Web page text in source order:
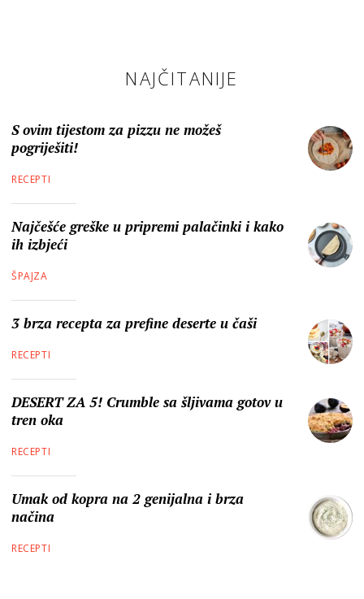
NAJČITANIJE
S ovim tijestom za pizzu ne možeš
pogriješiti!
RECEPTI
Najčešće greške u pripremi palačinki i kako
ih izbjeći
ŠPAJZA
3 brza recepta za prefine deserte u čaši
RECEPTI
DESERT ZA 5! Crumble sa šljivama gotov u
tren oka
RECEPTI
Umak od kopra na 2 genijalna i brza
načina
RECEPTI